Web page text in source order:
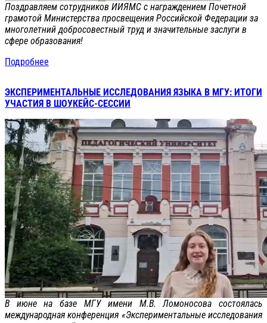
Поздравляем сотрудников ИИЯМС с награждением Почетной
грамотой Министерства просвещения Российской Федерации за
многолетний добросовестный труд и значительные заслуги в
сфере образования!
Подробнее
ЭКСПЕРИМЕНТАЛЬНЫЕ ИССЛЕДОВАНИЯ ЯЗЫКА В МГУ: ИТОГИ
УЧАСТИЯ В ШОУКЕЙС-СЕССИИ
В июне на базе МГУ имени М.В. Ломоносова состоялась
международная конференция «Экспериментальные исследования